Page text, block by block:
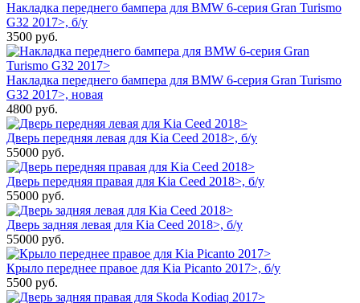
Накладка переднего бампера для BMW 6-серия Gran Turismo
G32 2017>, б/у
3500 руб.
Накладка переднего бампера для BMW 6-серия Gran Turismo
G32 2017>, новая
4800 руб.
Дверь передняя левая для Kia Ceed 2018>, б/у
55000 руб.
Дверь передняя правая для Kia Ceed 2018>, б/у
55000 руб.
Дверь задняя левая для Kia Ceed 2018>, б/у
55000 руб.
Крыло переднее правое для Kia Picanto 2017>, б/у
5500 руб.